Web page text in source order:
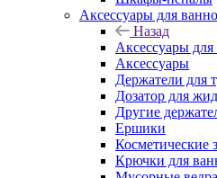
Аксессуары для
Назад
Аксессуары
Аксессуары
Держатели для
Дозатор для
Другие
Ершики
Косметические
Крючки для